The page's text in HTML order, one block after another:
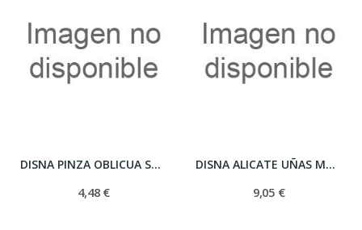
DISNA PINZA OBLICUA SOLINGEN 8.5 CM (REF VF 2172)
4,48 €
DISNA ALICATE UÑAS MANICURA SOLINGEN CROMADO 10...
9,05 €